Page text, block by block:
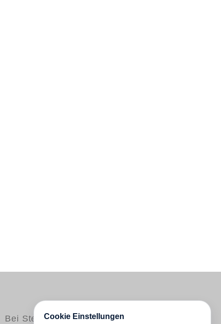
Bei Steidl erschienen
Cookie Einstellungen